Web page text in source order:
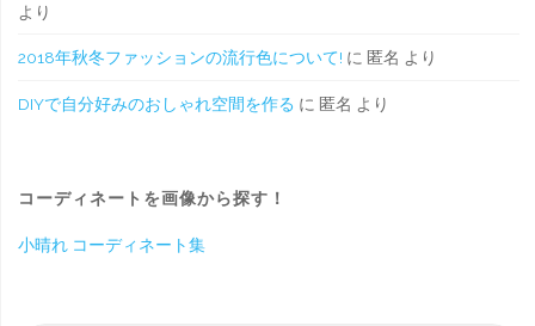
より
2018年秋冬ファッションの流行色について! に 匿名 より
DIYで自分好みのおしゃれ空間を作る に 匿名 より
コーディネートを画像から探す！
小晴れ コーディネート集